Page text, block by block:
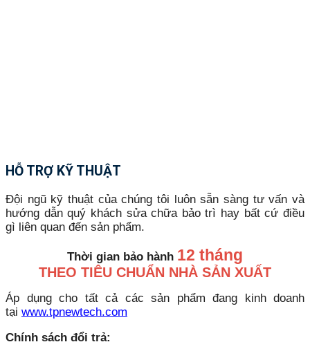
HỖ TRỢ KỸ THUẬT
Đội ngũ kỹ thuật của chúng tôi luôn sẵn sàng tư vấn và
hướng dẫn quý khách sửa chữa bảo trì hay bất cứ điều
gì liên quan đến sản phẩm.
Thời gian bảo hành 12 tháng
THEO TIÊU CHUẨN NHÀ SẢN XUẤT
Áp dụng cho tất cả các sản phẩm đang kinh doanh
tại www.tpnewtech.com
Chính sách đổi trả: